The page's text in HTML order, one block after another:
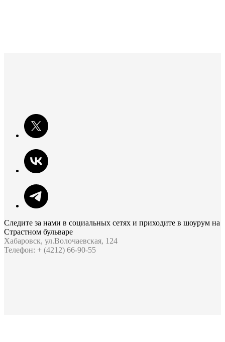
Следите за нами в социальных сетях и приходите в шоурум на
Страстном бульваре
Хабаровск, ул.Волочаевская, 124
Телефон: + (4212) 66-90-55